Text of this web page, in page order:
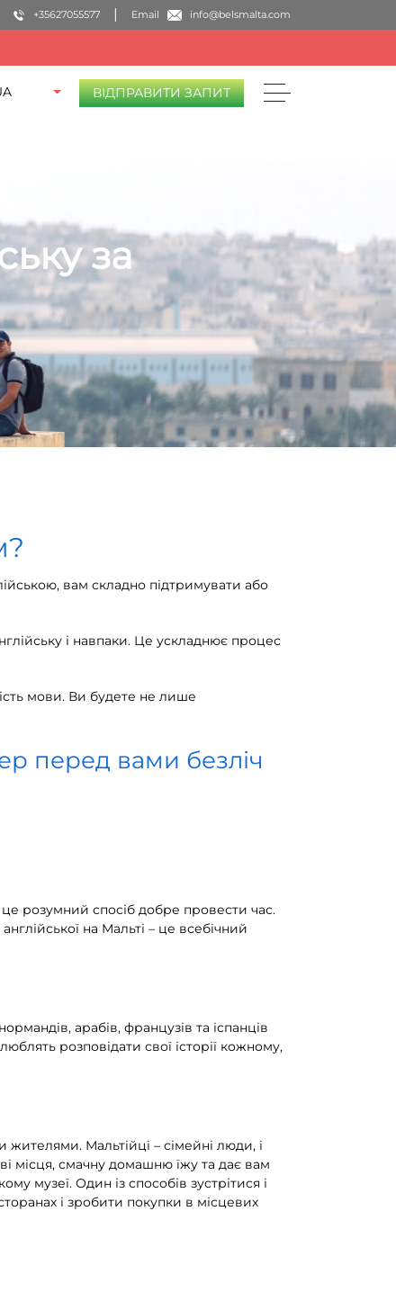
+35627055577 Email info@belsmalta.com
ВІДПРАВИТИ ЗАПИТ
за
вам складно підтримувати або
і навпаки. Це ускладнює процес
мови. Ви будете не лише
перед вами безліч
розумний спосіб добре провести час.
на Мальті – це всебічний
арабів, французів та іспанців
розповідати свої історії кожному,
жителями. Мальтійці – сімейні люди, і
місця, смачну домашню їжу та дає вам
музеї. Один із способів зустрітися і
і зробити покупки в місцевих